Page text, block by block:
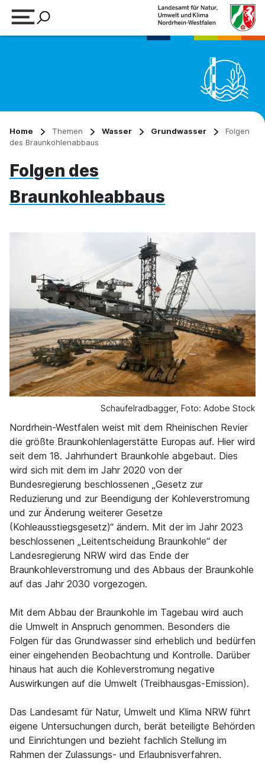
Home Themen Wasser Grundwasser
Folgen
des Braunkohlenabbaus
Folgen des
Braunkohleabbaus
Schaufelradbagger, Foto: Adobe Stock
Nordrhein-Westfalen weist mit dem Rheinischen Revier
die größte Braunkohlenlagerstätte Europas auf. Hier wird
seit dem 18. Jahrhundert Braunkohle abgebaut. Dies
wird sich mit dem im Jahr 2020 von der
Bundesregierung beschlossenen „Gesetz zur
Reduzierung und zur Beendigung der Kohleverstromung
und zur Änderung weiterer Gesetze
(Kohleausstiegsgesetz)“ ändern. Mit der im Jahr 2023
beschlossenen „Leitentscheidung Braunkohle“ der
Landesregierung NRW wird das Ende der
Braunkohleverstromung und des Abbaus der Braunkohle
auf das Jahr 2030 vorgezogen.
Mit dem Abbau der Braunkohle im Tagebau wird auch
die Umwelt in Anspruch genommen. Besonders die
Folgen für das Grundwasser sind erheblich und bedürfen
einer eingehenden Beobachtung und Kontrolle. Darüber
hinaus hat auch die Kohleverstromung negative
Auswirkungen auf die Umwelt (Treibhausgas-Emission).
Das Landesamt für Natur, Umwelt und Klima NRW führt
eigene Untersuchungen durch, berät beteiligte Behörden
und Einrichtungen und bezieht fachlich Stellung im
Rahmen der Zulassungs- und Erlaubnisverfahren.